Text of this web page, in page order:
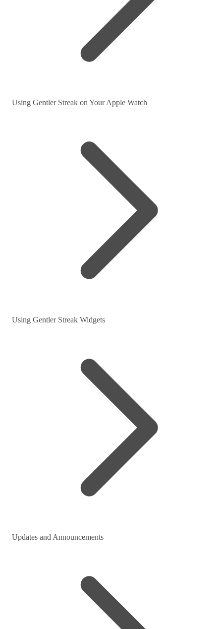
Using Gentler Streak on Your Apple Watch
Using Gentler Streak Widgets
Updates and Announcements